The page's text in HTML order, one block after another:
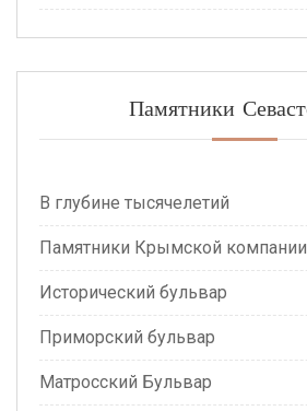
Памятники
В глубине тысячелетий
Памятники Крымской компании
Исторический бульвар
Приморский бульвар
Матросский Бульвар